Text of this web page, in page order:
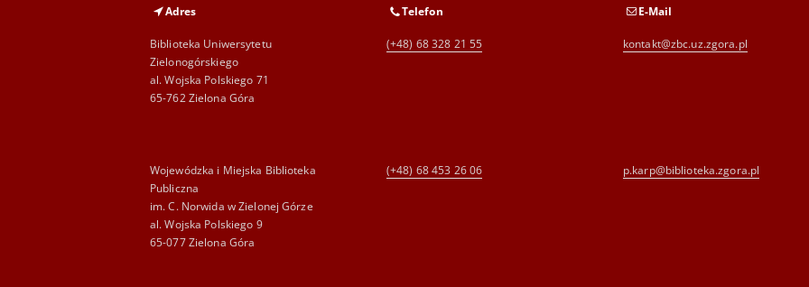
Adres
Biblioteka Uniwersytetu
Zielonogórskiego
al. Wojska Polskiego 71
65-762 Zielona Góra
Telefon
(+48) 68 328 21 55
E-Mail
kontakt@zbc.uz.zgora.pl
Wojewódzka i Miejska Biblioteka
Publiczna
im. C. Norwida w Zielonej Górze
al. Wojska Polskiego 9
65-077 Zielona Góra
(+48) 68 453 26 06 p.karp@biblioteka.zgora.pl